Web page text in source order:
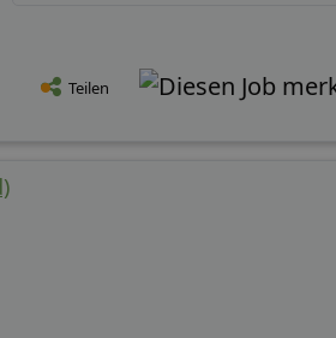
Teilen